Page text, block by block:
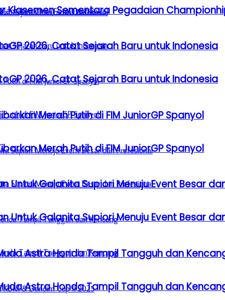
2026, Catat Sejarah Baru untuk Indonesia
Merah Putih di FIM JuniorGP Spanyol
Untuk Galanita Supiori Menuju Event Besar
Astra Honda Tampil Tangguh dan
Klasemen Sementara Pegadaian
2026, Catat Sejarah Baru untuk Indonesia
Merah Putih di FIM JuniorGP Spanyol
Untuk Galanita Supiori Menuju Event Besar
Astra Honda Tampil Tangguh dan